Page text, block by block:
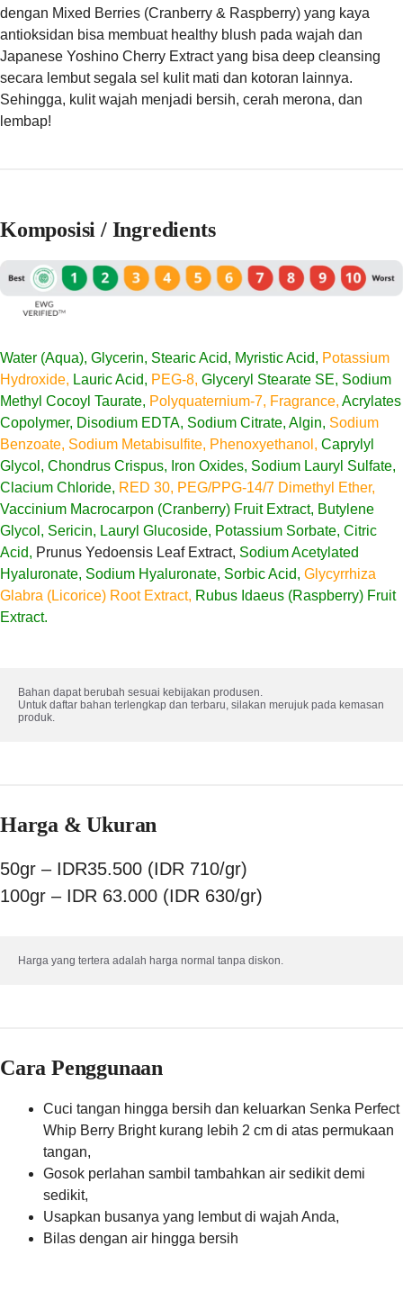
dengan Mixed Berries (Cranberry & Raspberry) yang kaya
antioksidan bisa membuat healthy blush pada wajah dan
Japanese Yoshino Cherry Extract yang bisa deep cleansing
secara lembut segala sel kulit mati dan kotoran lainnya.
Sehingga, kulit wajah menjadi bersih, cerah merona, dan
lembap!
Komposisi / Ingredients
Water (Aqua), Glycerin, Stearic Acid, Myristic Acid, Potassium
Hydroxide, Lauric Acid, PEG-8, Glyceryl Stearate SE, Sodium
Methyl Cocoyl Taurate, Polyquaternium-7, Fragrance, Acrylates
Copolymer, Disodium EDTA, Sodium Citrate, Algin, Sodium
Benzoate, Sodium Metabisulfite, Phenoxyethanol, Caprylyl
Glycol, Chondrus Crispus, Iron Oxides, Sodium Lauryl Sulfate,
Clacium Chloride, RED 30, PEG/PPG-14/7 Dimethyl Ether,
Vaccinium Macrocarpon (Cranberry) Fruit Extract, Butylene
Glycol, Sericin, Lauryl Glucoside, Potassium Sorbate, Citric
Acid, Prunus Yedoensis Leaf Extract, Sodium Acetylated
Hyaluronate, Sodium Hyaluronate, Sorbic Acid, Glycyrrhiza
Glabra (Licorice) Root Extract, Rubus Idaeus (Raspberry) Fruit
Extract.
Bahan dapat berubah sesuai kebijakan produsen.
Untuk daftar bahan terlengkap dan terbaru, silakan merujuk pada kemasan
produk.
Harga & Ukuran
50gr – IDR35.500 (IDR 710/gr)
100gr – IDR 63.000 (IDR 630/gr)
Harga yang tertera adalah harga normal tanpa diskon.
Cara Penggunaan
Cuci tangan hingga bersih dan keluarkan Senka Perfect
Whip Berry Bright kurang lebih 2 cm di atas permukaan
tangan,
Gosok perlahan sambil tambahkan air sedikit demi
sedikit,
Usapkan busanya yang lembut di wajah Anda,
Bilas dengan air hingga bersih